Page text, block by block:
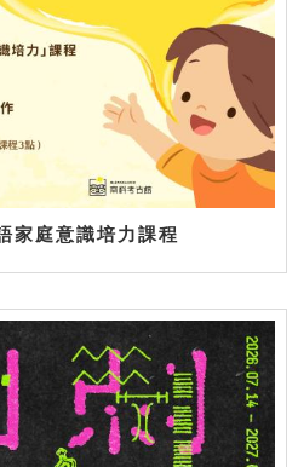
家庭意識培力課程